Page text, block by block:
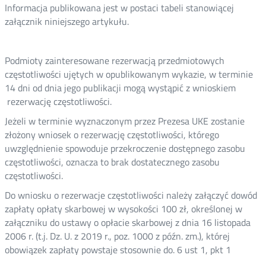
Informacja publikowana jest w postaci tabeli stanowiącej
załącznik niniejszego artykułu.
Podmioty zainteresowane rezerwacją przedmiotowych
częstotliwości ujętych w opublikowanym wykazie, w terminie
14 dni od dnia jego publikacji mogą wystąpić z wnioskiem
rezerwację częstotliwości.
Jeżeli w terminie wyznaczonym przez Prezesa UKE zostanie
złożony wniosek o rezerwację częstotliwości, którego
uwzględnienie spowoduje przekroczenie dostępnego zasobu
częstotliwości, oznacza to brak dostatecznego zasobu
częstotliwości.
Do wniosku o rezerwacje częstotliwości należy załączyć dowód
zapłaty opłaty skarbowej w wysokości 100 zł, określonej w
załączniku do ustawy o opłacie skarbowej z dnia 16 listopada
2006 r. (t.j. Dz. U. z 2019 r., poz. 1000 z późn. zm.), której
obowiązek zapłaty powstaje stosownie do. 6 ust 1, pkt 1